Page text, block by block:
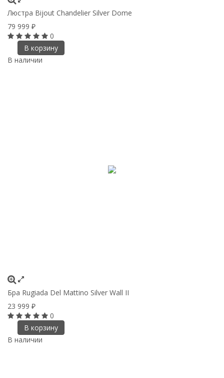
Люстра Bijout Chandelier Silver Dome
79 999 ₽
0
В корзину
В наличии
Бра Rugiada Del Mattino Silver Wall II
23 999 ₽
0
В корзину
В наличии